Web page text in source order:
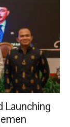
Launching